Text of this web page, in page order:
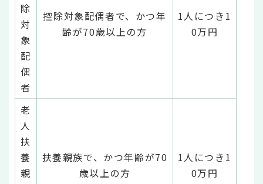
除
対
象
配
偶
者
控除対象配偶者で、かつ年
齢が70歳以上の方
1人につき1
0万円
老
人
扶
養
親
扶養親族で、かつ年齢が70
歳以上の方
1人につき1
0万円